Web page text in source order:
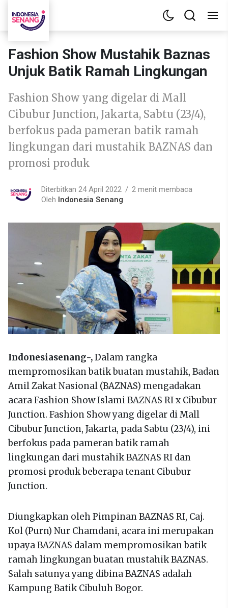
Fashion Show Mustahik Baznas
Unjuk Batik Ramah Lingkungan
Fashion Show yang digelar di Mall
Cibubur Junction, Jakarta, Sabtu (23/4),
berfokus pada pameran batik ramah
lingkungan dari mustahik BAZNAS dan
promosi produk
Diterbitkan 24 April 2022
2 menit membaca
Oleh Indonesia Senang
Indonesiasenang-,Dalam rangka
mempromosikan batik buatan mustahik, Badan
Amil Zakat Nasional (BAZNAS) mengadakan
acara Fashion Show Islami BAZNAS RI x Cibubur
Junction. Fashion Show yang digelar di Mall
Cibubur Junction, Jakarta, pada Sabtu (23/4), ini
berfokus pada pameran batik ramah
lingkungan dari mustahik BAZNAS RI dan
promosi produk beberapa tenant Cibubur
Junction.
Diungkapkan oleh Pimpinan BAZNAS RI, Caj.
Kol (Purn) Nur Chamdani, acara ini merupakan
upaya BAZNAS dalam mempromosikan batik
ramah lingkungan buatan mustahik BAZNAS.
Salah satunya yang dibina BAZNAS adalah
Kampung Batik Cibuluh Bogor.